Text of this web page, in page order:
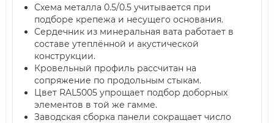
Схема металла 0.5/0.5 учитывается при
подборе крепежа и несущего основания.
Сердечник из минеральная вата работает в
составе утеплённой и акустической
конструкции.
Кровельный профиль рассчитан на
сопряжение по продольным стыкам.
Цвет RAL5005 упрощает подбор доборных
элементов в той же гамме.
Заводская сборка панели сокращает число